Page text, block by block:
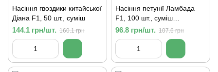
Насіння гвоздики китайської
Діана F1, 50 шт., суміш
144.1 грн/шт. 160.1 грн
Насіння петунії Ламбада
F1, 100 шт., суміш
мультифлора
96.8 грн/шт. 107.6 грн